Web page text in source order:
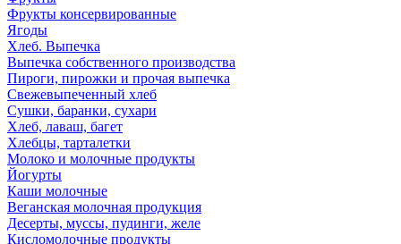
Фрукты консервированные
Ягоды
Хлеб. Выпечка
Выпечка собственного производства
Пироги, пирожки и прочая выпечка
Свежевыпеченный хлеб
Сушки, баранки, сухари
Хлеб, лаваш, багет
Хлебцы, тарталетки
Молоко и молочные продукты
Йогурты
Каши молочные
Веганская молочная продукция
Десерты, муссы, пудинги, желе
Кисломолочные продукты